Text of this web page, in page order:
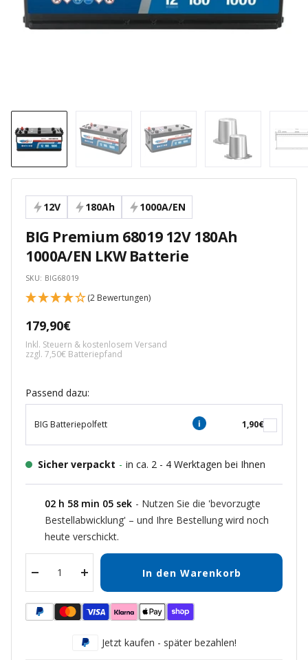
12V 180Ah 1000A/EN
BIG Premium 68019 12V 180Ah
1000A/EN LKW Batterie
SKU: BIG68019
(2 Bewertungen)
Angebotspreis
179,90€
Inkl. Steuern & kostenlosem Versand
zzgl. 7,50€ Batteriepfand
Passend dazu:
BIG Batteriepolfett 1,90€
Sicher verpackt - in ca. 2 - 4 Werktagen bei Ihnen
02 h 58 min 05 sek - Nutzen Sie die 'bevorzugte
Bestellabwicklung' – und Ihre Bestellung wird noch
heute verschickt.
Menge
verringern
Menge
erhöhen
In den Warenkorb
Jetzt kaufen - später bezahlen!